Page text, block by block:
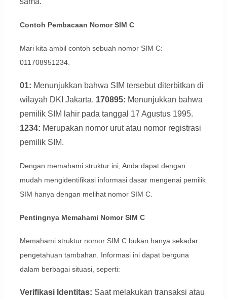
Contoh Pembacaan Nomor SIM C
Mari kita ambil contoh sebuah nomor SIM C:
011708951234.
01: Menunjukkan bahwa SIM tersebut diterbitkan di
wilayah DKI Jakarta. 170895: Menunjukkan bahwa
pemilik SIM lahir pada tanggal 17 Agustus 1995.
1234: Merupakan nomor urut atau nomor registrasi
pemilik SIM.
Dengan memahami struktur ini, Anda dapat dengan
mudah mengidentifikasi informasi dasar mengenai pemilik
SIM hanya dengan melihat nomor SIM C.
Pentingnya Memahami Nomor SIM C
Memahami struktur nomor SIM C bukan hanya sekadar
pengetahuan tambahan. Informasi ini dapat berguna
dalam berbagai situasi, seperti:
Verifikasi Identitas: Saat melakukan transaksi atau